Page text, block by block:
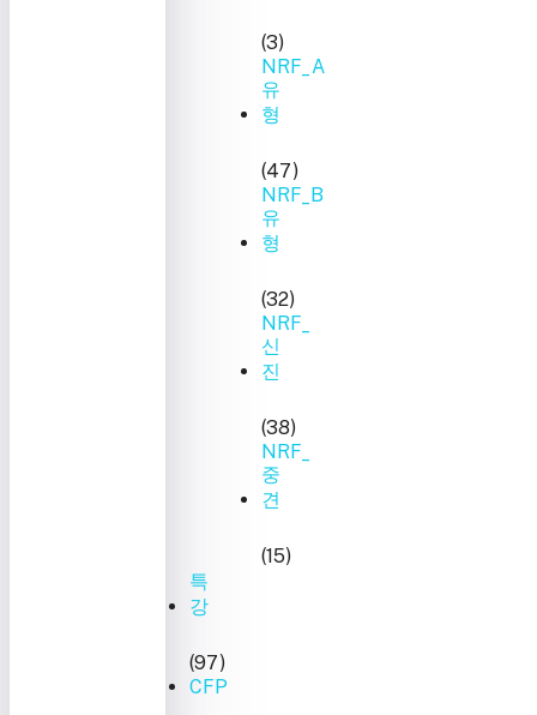
(3)
NRF_A
유
형
(47)
NRF_B
유
형
(32)
NRF_
신
진
(38)
NRF_
중
견
(15)
특
강
(97)
CFP